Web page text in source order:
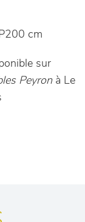
cm
sur
Peyronà Le